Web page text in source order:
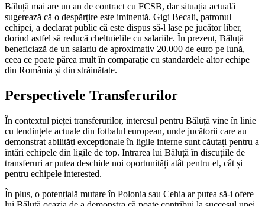
Băluță mai are un an de contract cu FCSB, dar situația actuală
sugerează că o despărțire este iminentă. Gigi Becali, patronul
echipei, a declarat public că este dispus să-l lase pe jucător liber,
dorind astfel să reducă cheltuielile cu salariile. În prezent, Băluță
beneficiază de un salariu de aproximativ 20.000 de euro pe lună,
ceea ce poate părea mult în comparație cu standardele altor echipe
din România și din străinătate.
Perspectivele Transferurilor
În contextul pieței transferurilor, interesul pentru Băluță vine în linie
cu tendințele actuale din fotbalul european, unde jucătorii care au
demonstrat abilități excepționale în ligile interne sunt căutați pentru a
întări echipele din ligile de top. Intrarea lui Băluță în discuțiile de
transferuri ar putea deschide noi oportunități atât pentru el, cât și
pentru echipele interested.
În plus, o potențială mutare în Polonia sau Cehia ar putea să-i ofere